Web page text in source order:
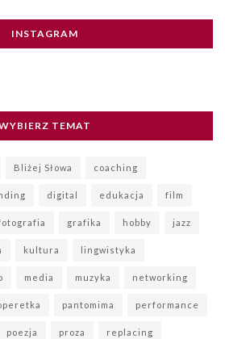
INSTAGRAM
TEMAT
Bliżej Słowa coaching
digital edukacja film
grafika hobby jazz
kultura lingwistyka
media muzyka networking
pantomima performance
poezja proza replacing